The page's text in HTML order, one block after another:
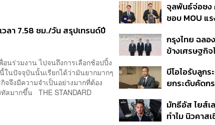
ลา 7.58 ชม./วัน สรุปเทรนด์ปี
นร่วมงาน ไปจนถึงการเลือกช้อปปิ้ง
ในปัจจุบันนั้นเรียกได้ว่ามันยากมากๆ
จจึงมีความจำเป็นอย่างมากที่ต้อง
ลมากขึ้น THE STANDARD
วิทยาศาสตร์ค
Dior
จุลพันธ์จ่อชง
ชอบ MOU แ
รองรับอุตสา
กลุ่มแม่บ้าน-งา
กรุงไทย ฉลอ
ข้างเศรษฐกิ
Driven ขับเ
ยุทธศาสตร์ค
บีโอไอรับลูกร
ยกระดับคัดก
ไฟ-น้ำอัตรา
กางแผนยึดป
มัทธีอัส ไยส์เ
ทำไม นิวคาส